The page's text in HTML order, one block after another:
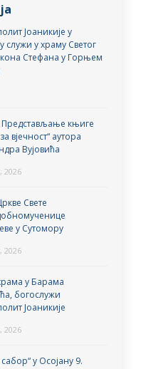
Јоаникије у
служи у храму Светог
Стефана у Горњем
Представљање књиге
вјечност“ аутора
Вујовића
2026
Свете
у Сутомору
2026
у Барама
богослужи
Јоаникије
2026
у Осојану 9.